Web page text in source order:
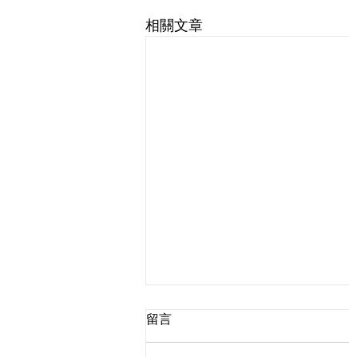
相關文章
留言